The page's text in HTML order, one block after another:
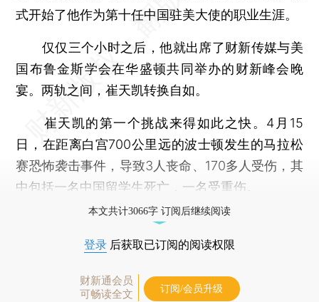
式开始了他作为第十任中国驻美大使的职业生涯。
仅仅三个小时之后，他就出席了财新传媒与美
国布鲁金斯学会在华盛顿共同举办的财新峰会晚
宴。两轨之间，崔天凯转换自如。
崔天凯的第一个挑战来得如此之快。4月15
日，在距离白宫700公里远的波士顿发生的马拉松
赛恐怖袭击事件，导致3人丧命、170多人受伤，其
中包括一名中国留学生死亡，一名受重伤。
本文共计3066字 订阅后继续阅读
登录 后获取已订阅的阅读权限
财新通会员
可畅读全文
订阅/会员升级